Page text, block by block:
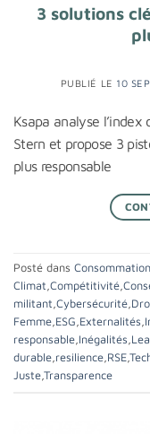
3 solutions
PUBLIÉ LE 10
Ksapa analyse
Stern et propose 3
plus responsable
Posté dans
Climat,Compétitivité,
militant,Cybersécurité,
Femme,ESG,Externalités,
responsable,Inégalités,
durable,resilience,RSE,
Juste,Transparence